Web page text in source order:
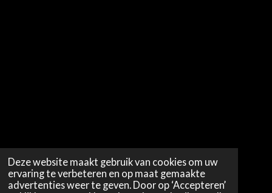
Deze website maakt gebruik van cookies om uw
ervaring te verbeteren en op maat gemaakte
advertenties weer te geven. Door op ‘Accepteren’